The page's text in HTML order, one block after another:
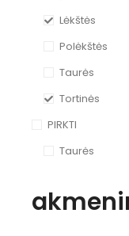
Lėkštės
Polėkštės
Taurės
Tortinės
PIRKTI
Taurės